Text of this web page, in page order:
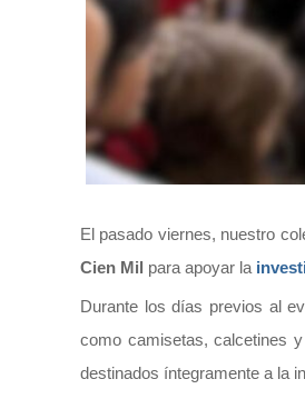
El pasado viernes, nuestro
Cien Mil para apoyar la
Durante los días previos al
como camisetas, calcetines
destinados íntegramente a la